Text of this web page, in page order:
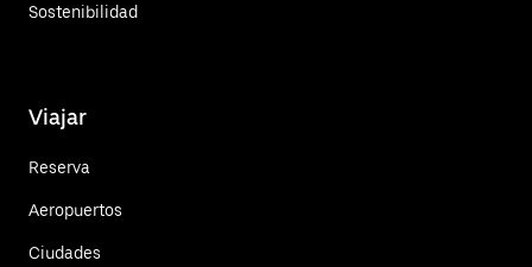
Sostenibilidad
Viajar
Reserva
Aeropuertos
Ciudades